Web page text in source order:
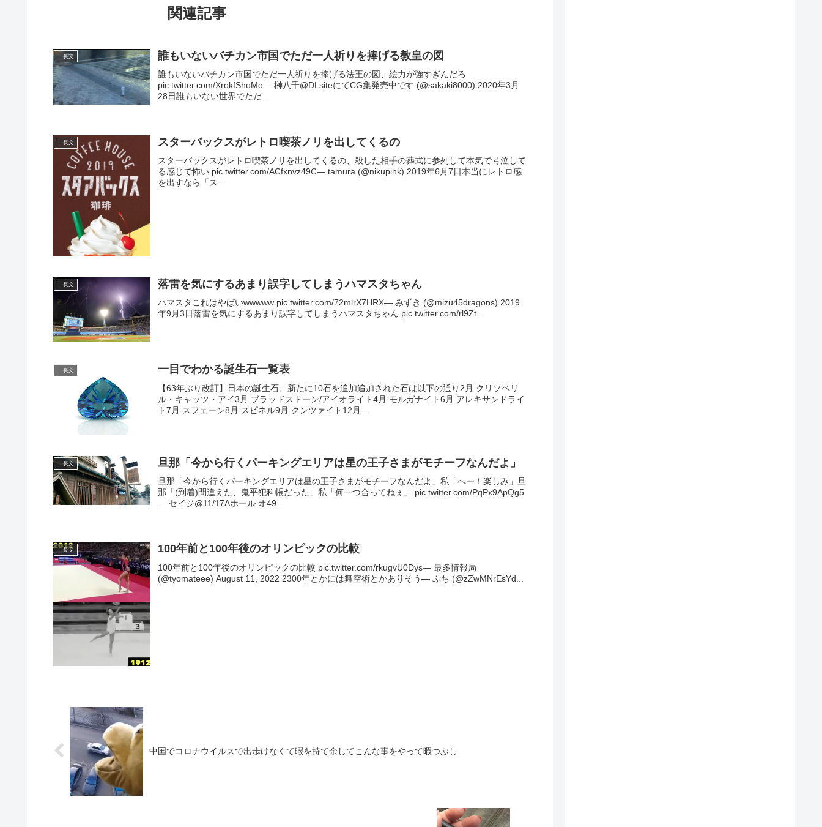
関連記事
長文 誰もいないバチカン市国でただ一人祈りを捧げる教皇の図
誰もいないバチカン市国でただ一人祈りを捧げる法王の図、絵力が強すぎんだろ
pic.twitter.com/XrokfShoMo— 榊八千@DLsiteにてCG集発売中です (@sakaki8000) 2020年3月
28日誰もいない世界でただ...
長文 スターバックスがレトロ喫茶ノリを出してくるの
スターバックスがレトロ喫茶ノリを出してくるの、殺した相手の葬式に参列して本気で号泣して
る感じで怖い pic.twitter.com/ACfxnvz49C— tamura (@nikupink) 2019年6月7日本当にレトロ感
を出すなら「ス...
長文 落雷を気にするあまり誤字してしまうハマスタちゃん
ハマスタこれはやばいwwwww pic.twitter.com/72mlrX7HRX— みずき (@mizu45dragons) 2019
年9月3日落雷を気にするあまり誤字してしまうハマスタちゃん pic.twitter.com/rl9Zt...
長文 一目でわかる誕生石一覧表
【63年ぶり改訂】日本の誕生石、新たに10石を追加追加された石は以下の通り2月 クリソベリ
ル・キャッツ・アイ3月 ブラッドストーン/アイオライト4月 モルガナイト6月 アレキサンドライ
ト7月 スフェーン8月 スピネル9月 クンツァイト12月...
長文 旦那「今から行くパーキングエリアは星の王子さまがモチーフなんだよ」
旦那「今から行くパーキングエリアは星の王子さまがモチーフなんだよ」私「へー！楽しみ」旦
那「(到着)間違えた、鬼平犯科帳だった」私「何一つ合ってねぇ」 pic.twitter.com/PqPx9ApQg5
— セイジ@11/17Aホール オ49...
長文 100年前と100年後のオリンピックの比較
100年前と100年後のオリンピックの比較 pic.twitter.com/rkugvU0Dys— 最多情報局
(@tyomateee) August 11, 2022 2300年とかには舞空術とかありそう— ぷち (@zZwMNrEsYd...
中国でコロナウイルスで出歩けなくて暇を持て余してこんな事をやって暇つぶし